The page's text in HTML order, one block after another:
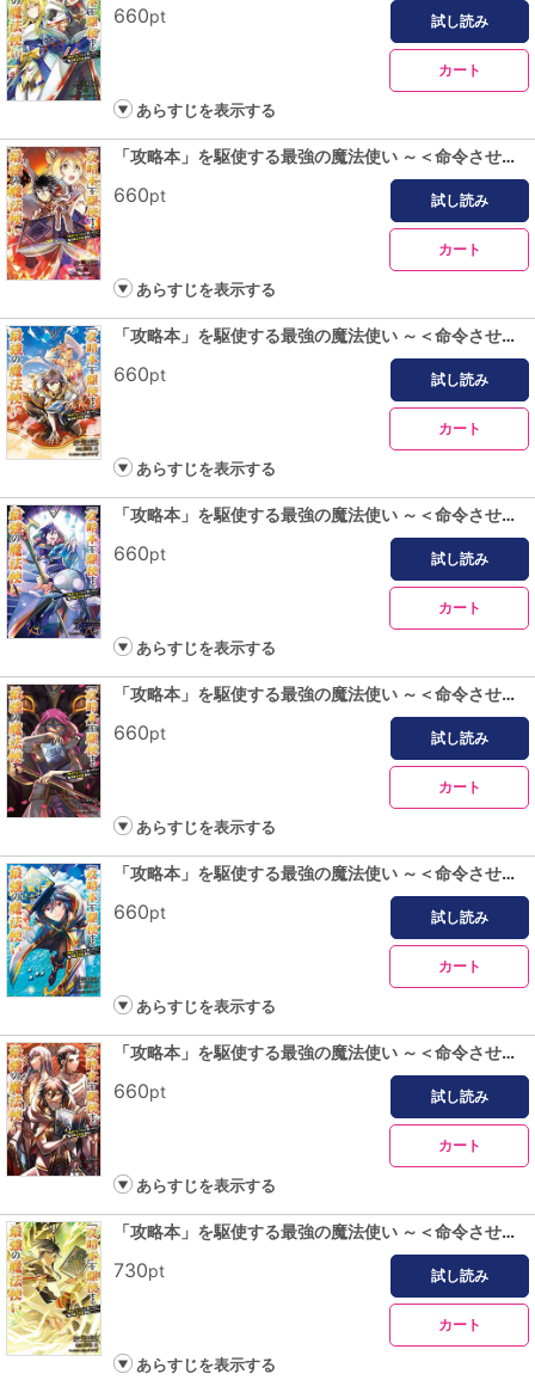
660pt 試し読み
カート
あらすじを表示する
「攻略本」を駆使する最強の魔法使い ～＜命令させろ＞とは言わせない俺流魔王討伐最善ルート～ 3巻
660pt 試し読み
カート
あらすじを表示する
「攻略本」を駆使する最強の魔法使い ～＜命令させろ＞とは言わせない俺流魔王討伐最善ルート～ 4巻
660pt 試し読み
カート
あらすじを表示する
「攻略本」を駆使する最強の魔法使い ～＜命令させろ＞とは言わせない俺流魔王討伐最善ルート～ 5巻
660pt 試し読み
カート
あらすじを表示する
「攻略本」を駆使する最強の魔法使い ～＜命令させろ＞とは言わせない俺流魔王討伐最善ルート～ 6巻
660pt 試し読み
カート
あらすじを表示する
「攻略本」を駆使する最強の魔法使い ～＜命令させろ＞とは言わせない俺流魔王討伐最善ルート～ 7巻
660pt 試し読み
カート
あらすじを表示する
「攻略本」を駆使する最強の魔法使い ～＜命令させろ＞とは言わせない俺流魔王討伐最善ルート～ 8巻
660pt 試し読み
カート
あらすじを表示する
「攻略本」を駆使する最強の魔法使い ～＜命令させろ＞とは言わせない俺流魔王討伐最善ルート～ 9巻
730pt 試し読み
カート
あらすじを表示する